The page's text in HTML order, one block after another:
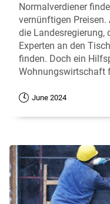
Normalverdiener
vernünftigen
die Landesregierung,
Experten an den
finden. Doch ein
Wohnungswirtschaft
June 2024